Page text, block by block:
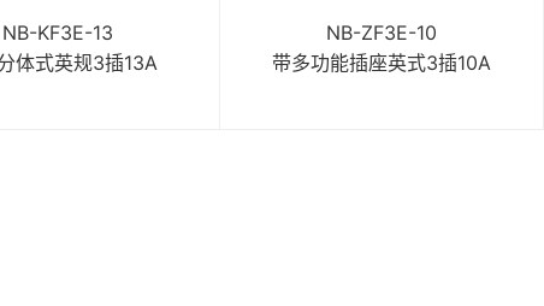
NB-KF3E-13
体式英规3插13A
NB-ZF3E-10
带多功能插座英式3插10A